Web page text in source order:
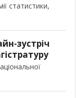
статистики,
зустріч